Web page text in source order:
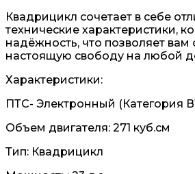
Квадрицикл сочетает в себе
технические характеристики,
надёжность, что позволяет вам
настоящую свободу на любой
Характеристики:
ПТС- Электронный (Категория
Объем двигателя: 271 куб.см
Тип: Квадрицикл